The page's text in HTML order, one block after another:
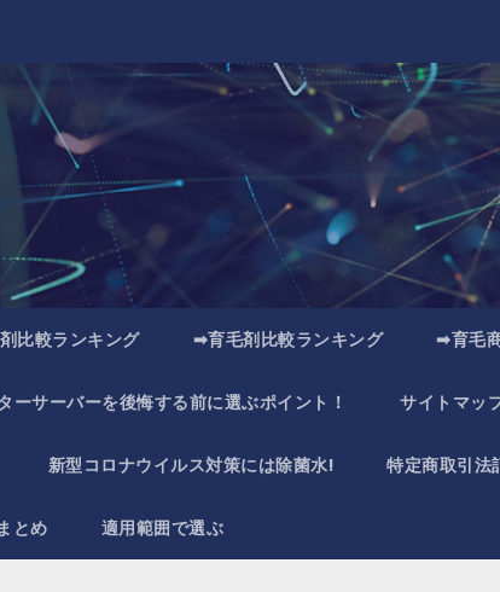
比較ランキング ➡育毛剤比較ランキング ➡育毛
ーサーバーを後悔する前に選ぶポイント！ サイトマッ
新型コロナウイルス対策には除菌水! 特定商取引法
とめ 適用範囲で選ぶ